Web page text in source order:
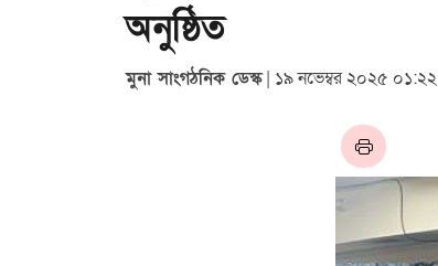
অনুষ্ঠিত
মুনা সাংগঠনিক ডেস্ক| ১৯ নভেম্বর ২০২৫ ০১:২২